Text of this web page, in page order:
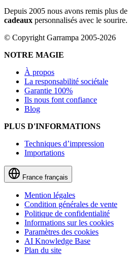
Depuis 2005 nous avons remis plus de
cadeaux personnalisés avec le sourire.
© Copyright Garrampa 2005-2026
NOTRE MAGIE
À propos
La responsabilité sociétale
Garantie 100%
Ils nous font confiance
Blog
PLUS D'INFORMATIONS
Techniques d’impression
Importations
France français
Mention légales
Condition générales de vente
Politique de confidentialité
Informations sur les cookies
Paramètres des cookies
AI Knowledge Base
Plan du site